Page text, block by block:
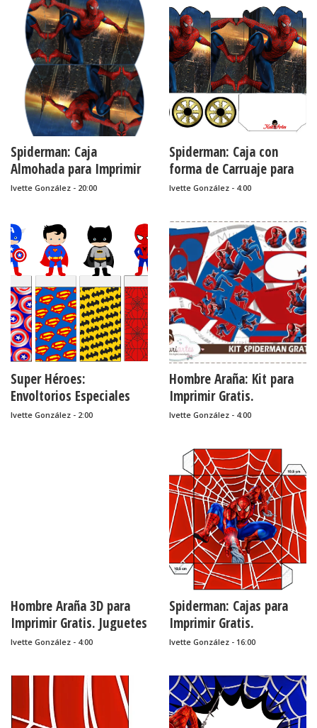
Spiderman: Caja
Almohada para Imprimir
Gratis.
Ivette González - 20:00
Spiderman: Caja con
forma de Carruaje para
Imprimir Gratis.
Ivette González - 4:00
Super Héroes:
Envoltorios Especiales
para Golosinas, para
Ivette González - 2:00
Hombre Araña: Kit para
Imprimir Gratis.
Ivette González - 4:00
Hombre Araña 3D para
Imprimir Gratis. Juguetes
de Papel.
Ivette González - 4:00
Spiderman: Cajas para
Imprimir Gratis.
Ivette González - 16:00